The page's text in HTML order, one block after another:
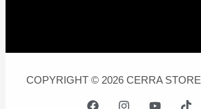
COPYRIGHT © 2026 CERRA STORE